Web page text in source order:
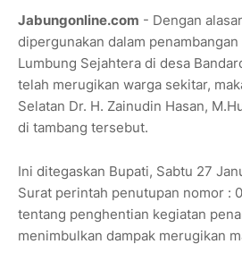
Jabungonline.com - Dengan
dipergunakan dalam
Lumbung Sejahtera di desa
telah merugikan warga sekitar,
Selatan Dr. H. Zainudin Hasan,
di tambang tersebut.
Ini ditegaskan Bupati, Sabtu 27
Surat perintah penutupan nomor :
tentang penghentian kegiatan
menimbulkan dampak merugikan